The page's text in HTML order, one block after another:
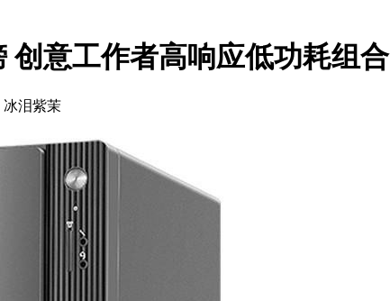
创意工作者高响应低功耗组合
冰泪紫茉